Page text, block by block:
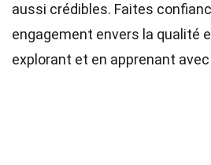
aussi crédibles. Faites
engagement envers la qualité
explorant et en apprenant